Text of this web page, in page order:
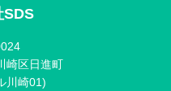
SDS
崎区日進町
川崎01)